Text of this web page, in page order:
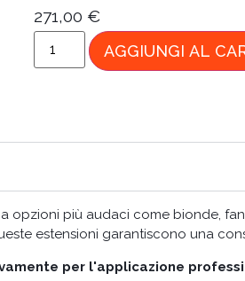
271,00 €
AGGIUNGI AL
opzioni più audaci come bionde,
estensioni garantiscono una
per l'applicazione